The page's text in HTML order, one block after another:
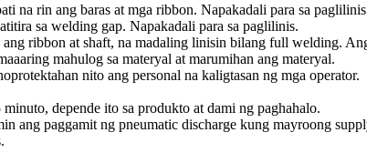
na rin ang baras at mga ribbon. Napakadali para sa
sa welding gap. Napakadali para sa paglilinis.
ribbon at shaft, na madaling linisin bilang full welding.
mahulog sa materyal at marumihan ang materyal.
nito ang personal na kaligtasan ng mga operator.
depende ito sa produkto at dami ng paghahalo.
ang paggamit ng pneumatic discharge kung mayroong